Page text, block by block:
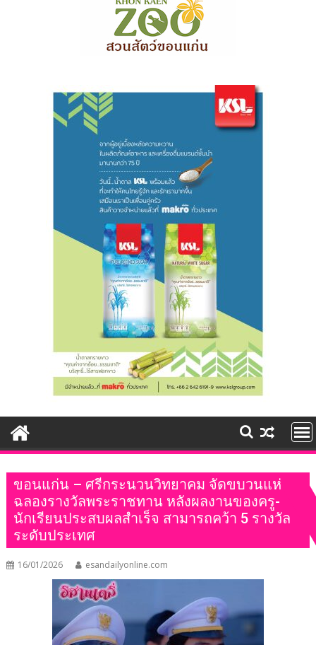
ขอนแก่น – ศรีกระนวนวิทยาคม จัดขบวนแห่
ฉลองรางวัลพระราชทาน หลังผลงานของครู-
นักเรียนประสบผลสำเร็จ สามารถคว้า 5 รางวัล
ระดับประเทศ
16/01/2026 esandailyonline.com